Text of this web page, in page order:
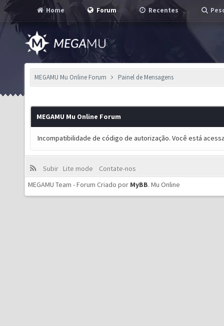
Home Forum Recentes
MEGAMU Mu Online Forum Painel de Mensagens
MEGAMU Mu Online Forum
Incompatibilidade de código de autorização. Você está
Subir Lite mode
Contate-nos
MEGAMU Team - Forum Criado por MyBB. Mu Online